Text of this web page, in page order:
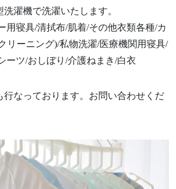
濯機で洗濯いたします。
用寝具/清拭布/肌着/その他衣類各種/カ
リーニング)/私物洗濯/医療機関用寝具/
ーツ/おしぼり/介護ねまき/白衣
行なっております。お問い合わせくだ